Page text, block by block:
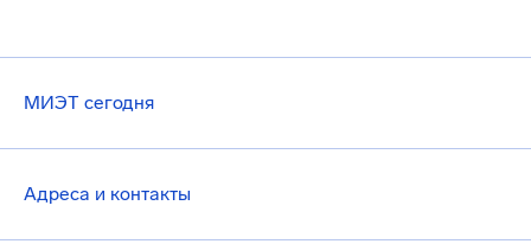
МИЭТ сегодня
Адреса и контакты